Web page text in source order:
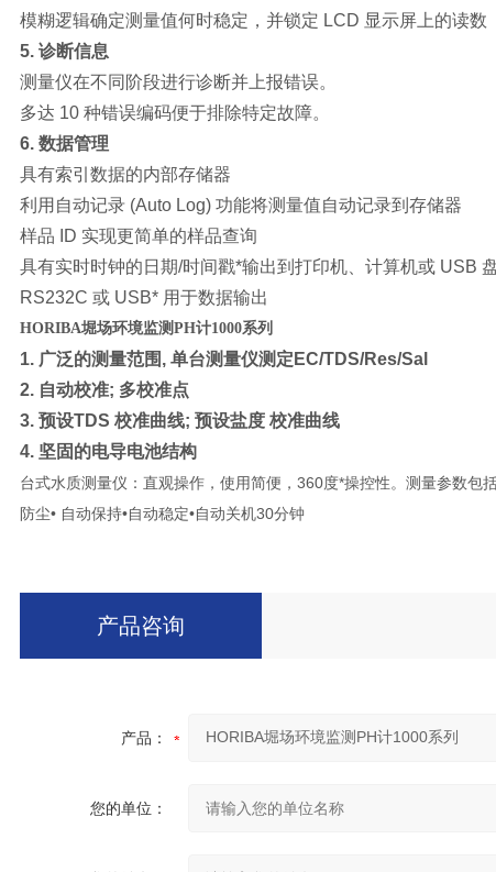
模糊逻辑确定测量值何时稳定，并锁定 LCD 显示屏上的读数
5. 诊断信息
测量仪在不同阶段进行诊断并上报错误。
多达 10 种错误编码便于排除特定故障。
6. 数据管理
具有索引数据的内部存储器
利用自动记录(Auto Log) 功能将测量值自动记录到存储器
样品 ID 实现更简单的样品查询
具有实时时钟的日期/时间戳*输出到打印机、计算机或USB
RS232C 或USB* 用于数据输出
HORIBA堀场环境监测PH计1000系列
1. 广泛的测量范围 , 单台测量仪测定 EC/TDS/Res/Sal
2. 自动校准; 多校准点
3. 预设TDS 校准曲线; 预设盐度 校准曲线
4. 坚固的电导电池结构
台式水质测量仪：直观操作，使用简便，360度*操控性。测量参数包
防尘• 自动保持•自动稳定•自动关机30分钟
产品咨询
产品：
您的单位：